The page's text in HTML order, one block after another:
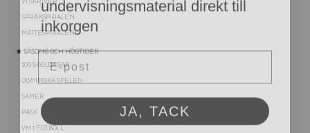
SPRÅKSPIRALEN
MATTESPIRALEN
★ SÄSONG OCH HÖGTIDER
100 SKOLDAGAR
OLYMPISKA SPELEN
SAMER
PÅSK
VM I FOTBOLL
inkorgen
Email
JA, TACK
Genom att anmäla dig samtycker du till att få e-post